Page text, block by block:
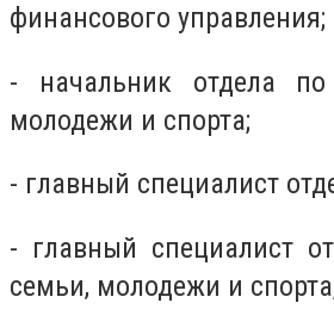
финансового управления;
- начальник отдела
молодежи и спорта;
- главный специалист
- главный специалист
семьи, молодежи и